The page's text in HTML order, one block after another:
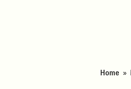
Home »